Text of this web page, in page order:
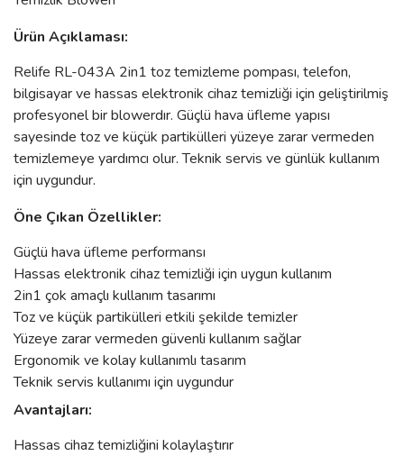
Ürün Açıklaması:
Relife RL-043A 2in1 toz temizleme pompası, telefon,
bilgisayar ve hassas elektronik cihaz temizliği için geliştirilmiş
profesyonel bir blowerdır. Güçlü hava üfleme yapısı
sayesinde toz ve küçük partikülleri yüzeye zarar vermeden
temizlemeye yardımcı olur. Teknik servis ve günlük kullanım
için uygundur.
Öne Çıkan Özellikler:
Güçlü hava üfleme performansı
Hassas elektronik cihaz temizliği için uygun kullanım
2in1 çok amaçlı kullanım tasarımı
Toz ve küçük partikülleri etkili şekilde temizler
Yüzeye zarar vermeden güvenli kullanım sağlar
Ergonomik ve kolay kullanımlı tasarım
Teknik servis kullanımı için uygundur
Avantajları:
Hassas cihaz temizliğini kolaylaştırır